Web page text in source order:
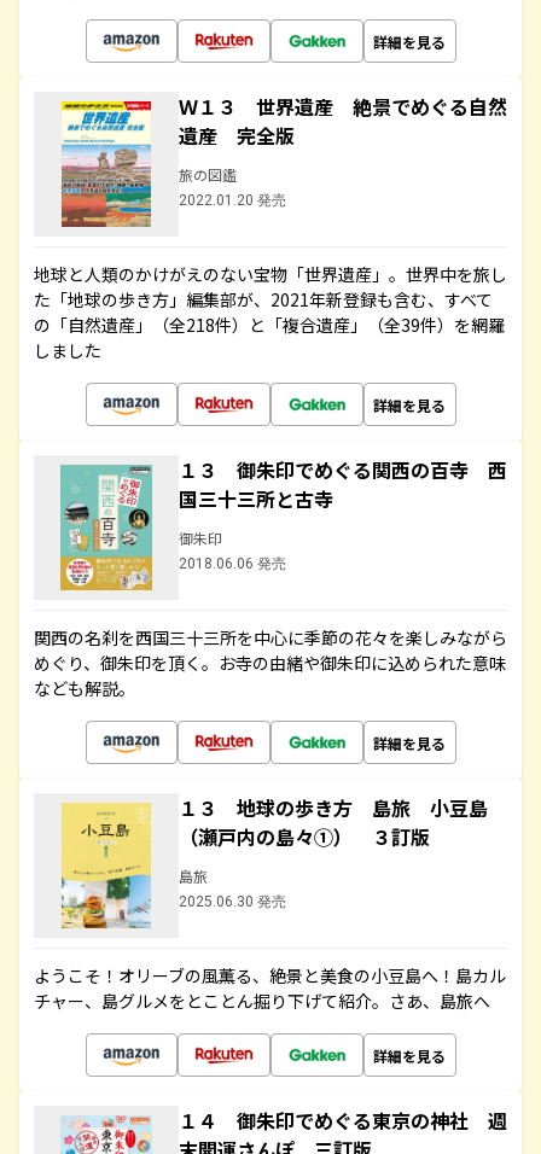
詳細を見る
Ｗ１３ 世界遺産 絶景でめぐる自然
遺産 完全版
旅の図鑑
2022.01.20 発売
地球と人類のかけがえのない宝物「世界遺産」。世界中を旅し
た「地球の歩き方」編集部が、2021年新登録も含む、すべて
の「自然遺産」（全218件）と「複合遺産」（全39件）を網羅
しました
詳細を見る
１３ 御朱印でめぐる関西の百寺 西
国三十三所と古寺
御朱印
2018.06.06 発売
関西の名刹を西国三十三所を中心に季節の花々を楽しみながら
めぐり、御朱印を頂く。お寺の由緒や御朱印に込められた意味
なども解説。
詳細を見る
１３ 地球の歩き方 島旅 小豆島
（瀬戸内の島々①） ３訂版
島旅
2025.06.30 発売
ようこそ！オリーブの風薫る、絶景と美食の小豆島へ！島カル
チャー、島グルメをとことん掘り下げて紹介。さあ、島旅へ
詳細を見る
１４ 御朱印でめぐる東京の神社 週